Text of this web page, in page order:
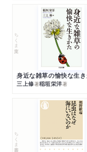
ちくま文庫
身近な雑草の愉快な生
三上修著稲垣栄洋著
ちくま新書